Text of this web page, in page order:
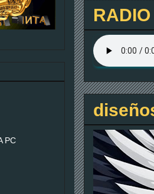
PC